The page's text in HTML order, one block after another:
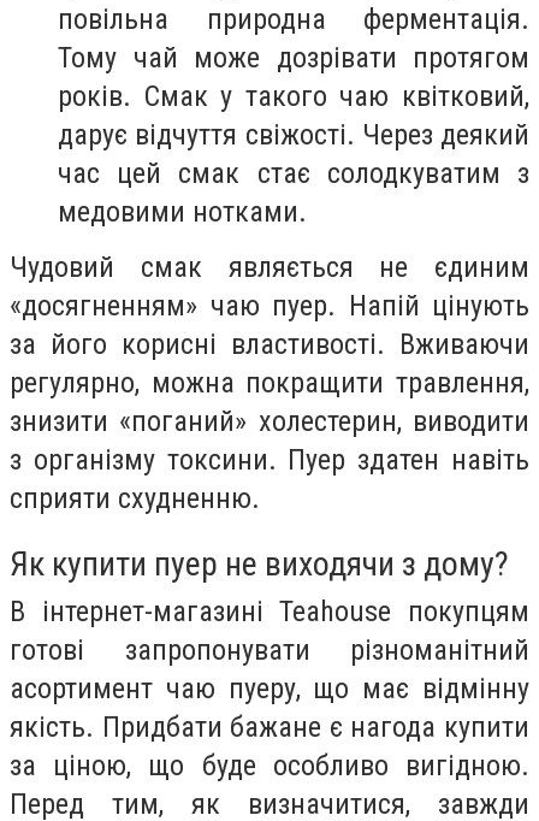
повільна природна ферментація.
Тому чай може дозрівати протягом
років. Смак у такого чаю квітковий,
дарує відчуття свіжості. Через деякий
час цей смак стає солодкуватим з
медовими нотками.
Чудовий смак являється не єдиним
«досягненням» чаю пуер. Напій цінують
за його корисні властивості. Вживаючи
регулярно, можна покращити травлення,
знизити «поганий» холестерин, виводити
з організму токсини. Пуер здатен навіть
сприяти схудненню.
Як купити пуер не виходячи з дому?
В інтернет-магазині Teahouse покупцям
готові запропонувати різноманітний
асортимент чаю пуеру, що має відмінну
якість. Придбати бажане є нагода купити
за ціною, що буде особливо вигідною.
Перед тим, як визначитися, завжди